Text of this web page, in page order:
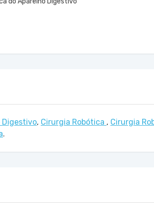
Digestivo, Cirurgia Robótica , Cirurgia
.